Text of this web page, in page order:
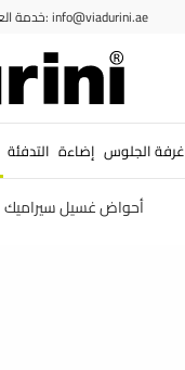
خدمة العملاء هاتف: +390541623760 - البريد الإلكتروني: info@viadurini.ae
غرفة الجلوس إضاءة التدفئة
أحواض غسيل سيراميك